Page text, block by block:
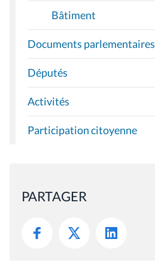
Bâtiment
Documents parlementaires
Députés
Activités
Participation citoyenne
PARTAGER